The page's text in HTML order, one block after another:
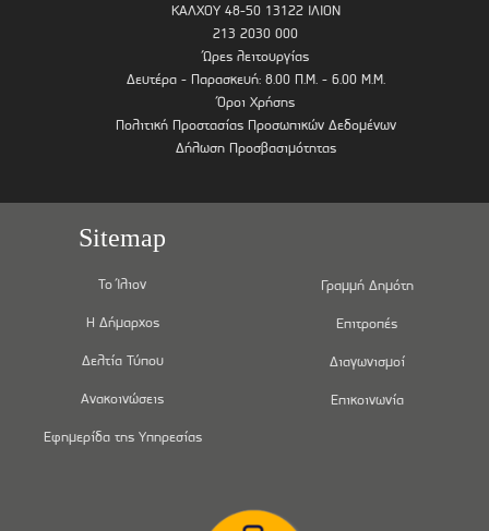
ΚΑΛΧΟΥ 48-50 13122 ΙΛΙΟΝ
213 2030 000
Ώρες λειτουργίας
Δευτέρα - Παρασκευή: 8.00 Π.Μ. - 6.00 Μ.Μ.
Όροι Χρήσης
Πολιτική Προστασίας Προσωπικών Δεδομένων
Δήλωση Προσβασιμότητας
Sitemap
Το Ίλιον
Η Δήμαρχος
Δελτία Τύπου
Ανακοινώσεις
Εφημερίδα της Υπηρεσίας
Γραμμή Δημότη
Επιτροπές
Διαγωνισμοί
Επικοινωνία